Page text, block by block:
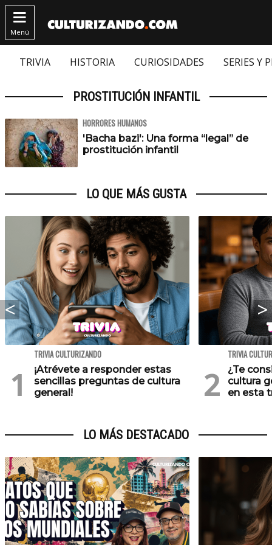

Menú
TRIVIA HISTORIA CURIOSIDADES SERIES Y
PROSTITUCIÓN INFANTIL
HORRORES HUMANOS
'Bacha bazi': Una forma “legal” de
prostitución infantil
LO QUE MÁS GUSTA
TRIVIA CULTURIZANDO
¡Atrévete a responder estas
sencillas preguntas de cultura
general!
TRIVIA
¿Te
cultura
en esta
LO MÁS DESTACADO